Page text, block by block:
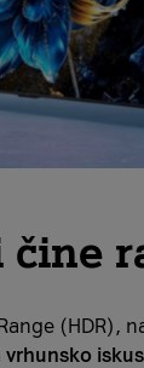
čine
(HDR),
vrhunsko